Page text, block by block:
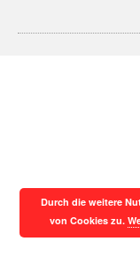
Durch die weitere
von Cookies zu.